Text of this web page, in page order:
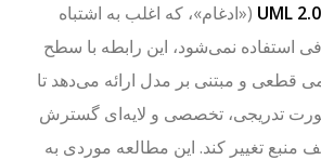
(«ادغام»، که اغلب به اشتباه
استفاده نمی‌شود، این رابطه با سطح
و مبتنی بر مدل ارائه می‌دهد تا
تدریجی، تخصصی و لایه‌ای گسترش
منبع تغییر کند. این مطالعه موردی به